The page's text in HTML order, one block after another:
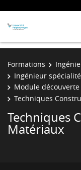
Formations
Ingénieur
Module découverte
Techniques
Techniques
Matériaux